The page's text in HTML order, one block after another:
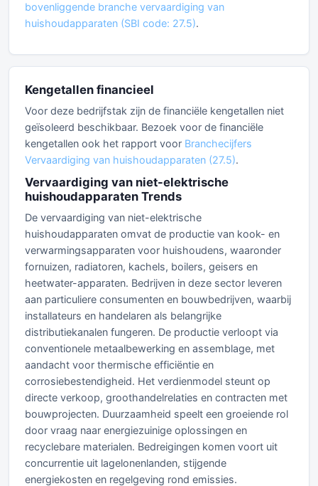
bovenliggende branche vervaardiging van
huishoudapparaten (SBI code: 27.5).
Kengetallen financieel
Voor deze bedrijfstak zijn de financiële kengetallen niet
geïsoleerd beschikbaar. Bezoek voor de financiële
kengetallen ook het rapport voor Branchecijfers
Vervaardiging van huishoudapparaten (27.5).
Vervaardiging van niet-elektrische
huishoudapparaten Trends
De vervaardiging van niet-elektrische
huishoudapparaten omvat de productie van kook- en
verwarmingsapparaten voor huishoudens, waaronder
fornuizen, radiatoren, kachels, boilers, geisers en
heetwater-apparaten. Bedrijven in deze sector leveren
aan particuliere consumenten en bouwbedrijven, waarbij
installateurs en handelaren als belangrijke
distributiekanalen fungeren. De productie verloopt via
conventionele metaalbewerking en assemblage, met
aandacht voor thermische efficiëntie en
corrosiebestendigheid. Het verdienmodel steunt op
directe verkoop, groothandelrelaties en contracten met
bouwprojecten. Duurzaamheid speelt een groeiende rol
door vraag naar energiezuinige oplossingen en
recyclebare materialen. Bedreigingen komen voort uit
concurrentie uit lagelonenlanden, stijgende
energiekosten en regelgeving rond emissies.